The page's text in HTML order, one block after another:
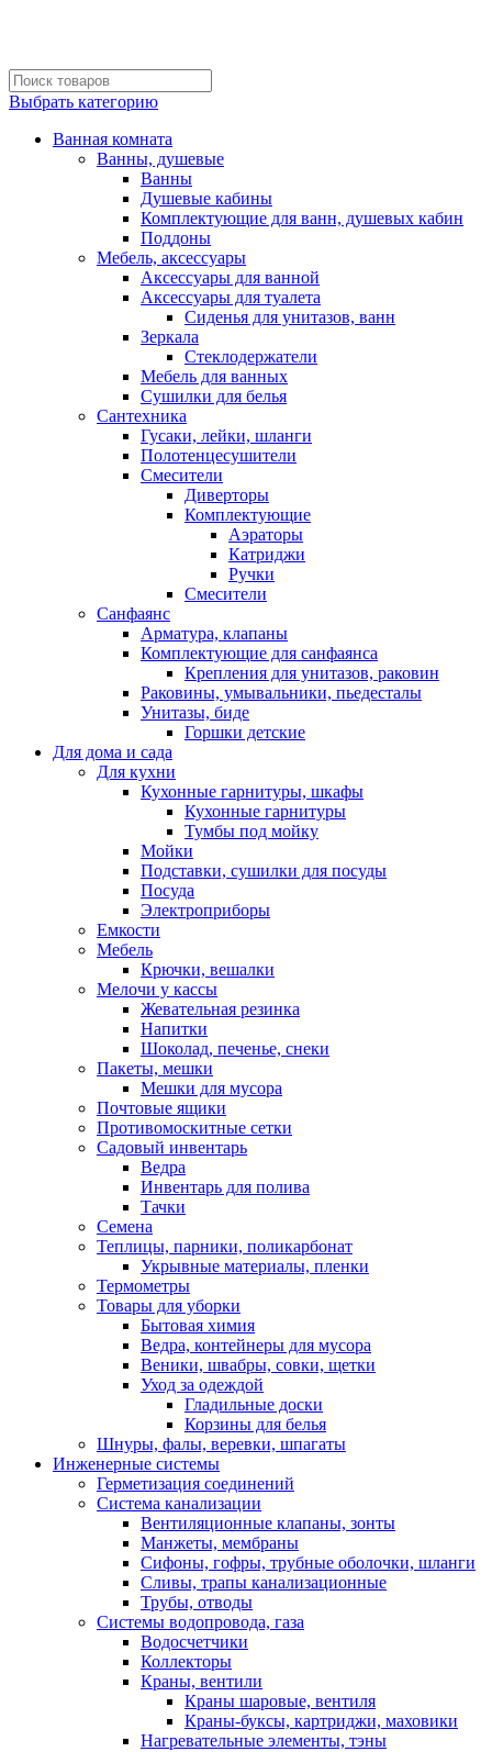
Выбрать категорию
Ванная комната
Ванны, душевые
Ванны
Душевые кабины
Комплектующие для ванн, душевых кабин
Поддоны
Мебель, аксессуары
Аксессуары для ванной
Аксессуары для туалета
Сиденья для унитазов, ванн
Зеркала
Стеклодержатели
Мебель для ванных
Сушилки для белья
Сантехника
Гусаки, лейки, шланги
Полотенцесушители
Смесители
Диверторы
Комплектующие
Аэраторы
Катриджи
Ручки
Смесители
Санфаянс
Арматура, клапаны
Комплектующие для санфаянса
Крепления для унитазов, раковин
Раковины, умывальники, пьедесталы
Унитазы, биде
Горшки детские
Для дома и сада
Для кухни
Кухонные гарнитуры, шкафы
Кухонные гарнитуры
Тумбы под мойку
Мойки
Подставки, сушилки для посуды
Посуда
Электроприборы
Емкости
Мебель
Крючки, вешалки
Мелочи у кассы
Жевательная резинка
Напитки
Шоколад, печенье, снеки
Пакеты, мешки
Мешки для мусора
Почтовые ящики
Противомоскитные сетки
Садовый инвентарь
Ведра
Инвентарь для полива
Тачки
Семена
Теплицы, парники, поликарбонат
Укрывные материалы, пленки
Термометры
Товары для уборки
Бытовая химия
Ведра, контейнеры для мусора
Веники, швабры, совки, щетки
Уход за одеждой
Гладильные доски
Корзины для белья
Шнуры, фалы, веревки, шпагаты
Инженерные системы
Герметизация соединений
Система канализации
Вентиляционные клапаны, зонты
Манжеты, мембраны
Сифоны, гофры, трубные оболочки, шланги
Сливы, трапы канализационные
Трубы, отводы
Системы водопровода, газа
Водосчетчики
Коллекторы
Краны, вентили
Краны шаровые, вентиля
Краны-буксы, картриджи, маховики
Нагревательные элементы, тэны